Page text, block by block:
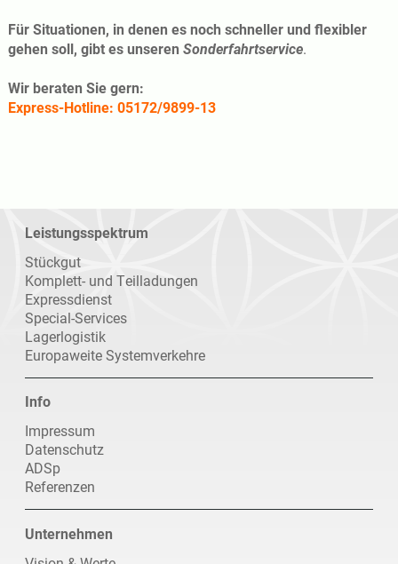
Für Situationen, in denen es noch schneller und flexibler
gehen soll, gibt es unseren Sonderfahrtservice.
Wir beraten Sie gern:
Express-Hotline: 05172/9899-13
Leistungsspektrum
Navigation
überspringen
Stückgut
Komplett- und Teilladungen
Expressdienst
Special-Services
Lagerlogistik
Europaweite Systemverkehre
Info
Navigation
überspringen
Impressum
Datenschutz
ADSp
Referenzen
Unternehmen